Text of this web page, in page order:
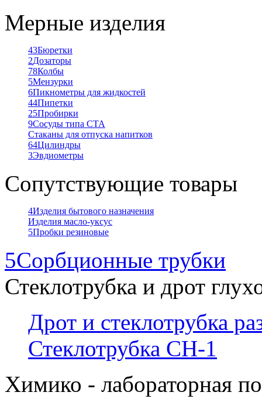
Мерные изделия
43Бюретки
2Дозаторы
78Колбы
5Мензурки
6Пикнометры для жидкостей
44Пипетки
25Пробирки
9Сосуды типа СТА
Стаканы для отпуска напитков
64Цилиндры
3Эвдиометры
Сопутствующие товары
4Изделия бытового назначения
Изделия масло-уксус
5Пробки резиновые
5Сорбционные трубки
Стеклотрубка и дрот
Дрот и стеклотрубка
Стеклотрубка СН-1
Химико - лабораторная